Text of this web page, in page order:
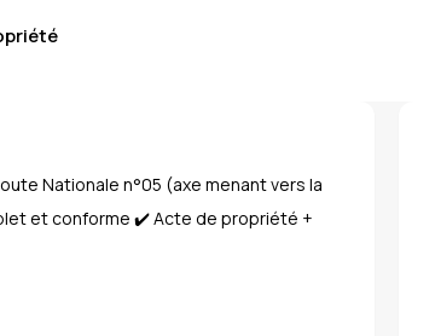
Nationale n°05 (axe menant vers la
et conforme ✔️ Acte de propriété +